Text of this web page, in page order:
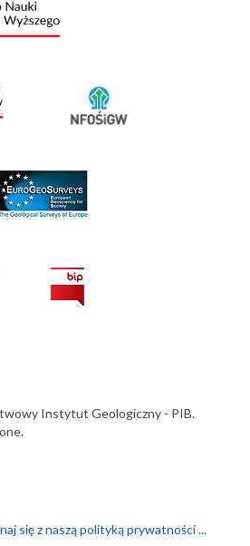
Instytut Geologiczny - PIB.
się z naszą polityką prywatności ...